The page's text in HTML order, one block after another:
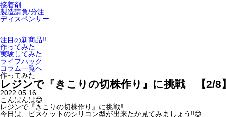
接着剤
製造請負/分注
ディスペンサー
注目の新商品!!
作ってみた
実験してみた
ライフハック
コラム一覧へ
作ってみた
レジンで『きこりの切株作り』に挑戦 【2/8
2022.05.16
こんばんは😊
レジンで『きこりの切株作り』に挑戦‼️
今日は、ビスケットのシリコン型が出来たか見てみましょう‼️😊